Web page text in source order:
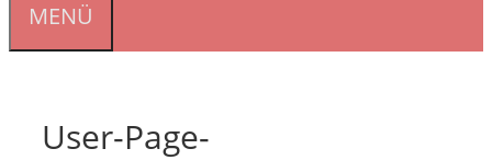
MENÜ
User-Page-